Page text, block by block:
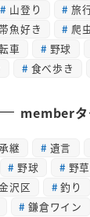
山登り 旅
魚好き 爬
車 野球
食べ歩き
member
継 遺言
野球 野草
沢区 釣り
鎌倉ワイン